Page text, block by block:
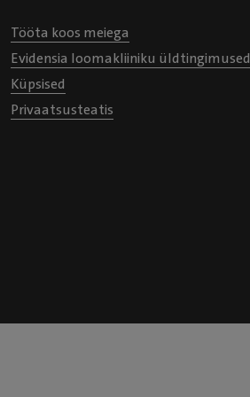
Tööta koos meiega
Evidensia loomakliiniku üldtingimused
Küpsised
Privaatsusteatis